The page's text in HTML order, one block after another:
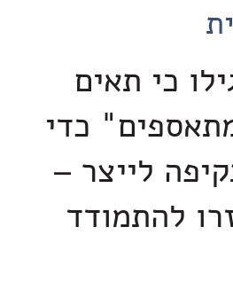
כי תאים
כדי
לייצר –
להתמודד